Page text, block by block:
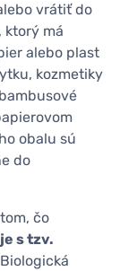
vrátiť do
ktorý má
alebo plast
kozmetiky
obalu sú
do
čo
s tzv.